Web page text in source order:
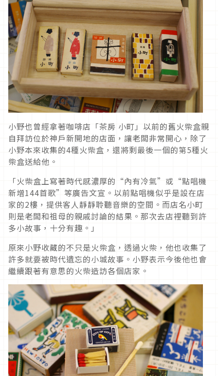
小野也曾經拿著咖啡店「茶房 小町」以前的舊火柴盒親
自拜訪位於神戶新開地的店面，讓老闆非常開心，除了
小野本來收集的4種火柴盒，還將剩最後一個的第5種火
柴盒送給他。
「火柴盒上寫著時代感濃厚的“內有冷氣”或“點唱機
新增144首歌”等廣告文宣。以前點唱機似乎是設在店
家的2樓，提供客人靜靜聆聽音樂的空間。而店名小町
則是老闆和祖母的親戚討論的結果。那次去店裡聽到許
多小故事，十分有趣。」
原來小野收藏的不只是火柴盒，透過火柴，他也收集了
許多就要被時代遺忘的小城故事。小野表示今後他也會
繼續跟著有意思的火柴造訪各個店家。